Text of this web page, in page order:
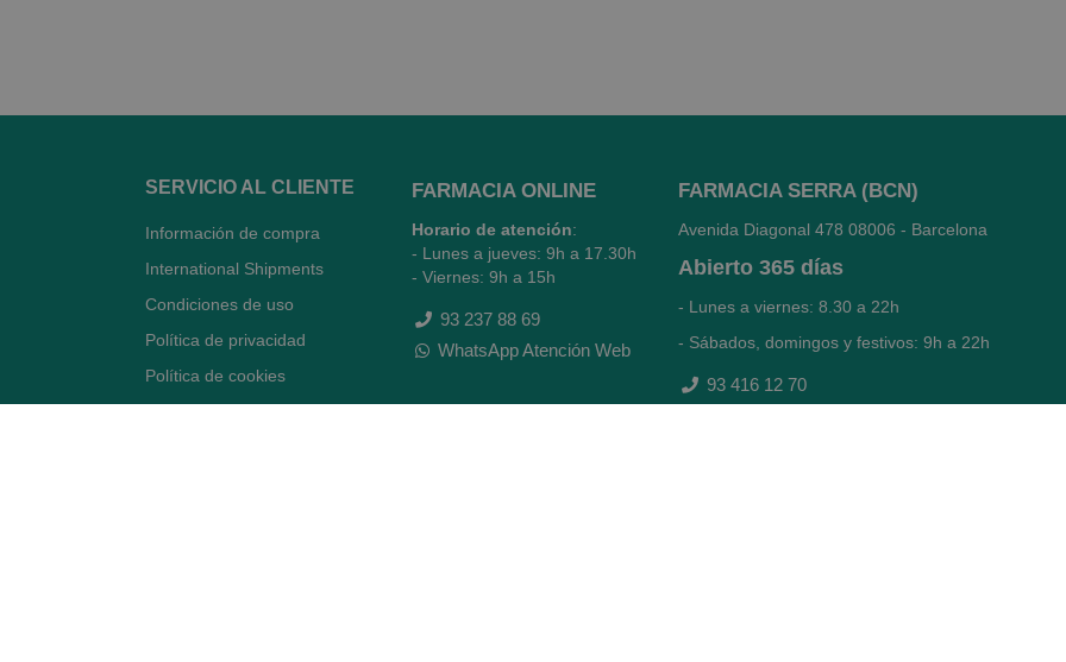
SERVICIO AL CLIENTE
Información de compra
International Shipments
Condiciones de uso
Política de privacidad
Política de cookies
FARMACIA ONLINE
Horario de atención:
- Lunes a jueves: 9h a 17.30h
- Viernes: 9h a 15h
93 237 88 69
WhatsApp Atención Web
FARMACIA SERRA (BCN)
Avenida Diagonal 478 08006 - Barcelona
Abierto 365 días
- Lunes a viernes: 8.30 a 22h
- Sábados, domingos y festivos: 9h a 22h
93 416 12 70